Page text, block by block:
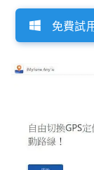
免費試